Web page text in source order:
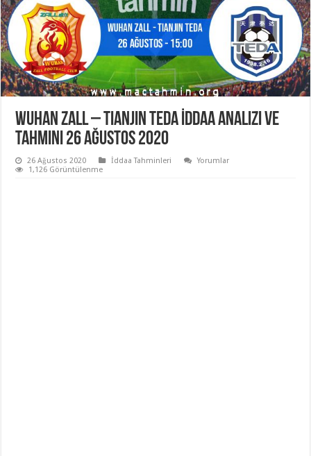
Wuhan Zall – Tianjin Teda İddaa Analizi ve
Tahmini 26 Ağustos 2020
26 Ağustos 2020 İddaa Tahminleri
Yorumlar
1,126 Görüntülenme